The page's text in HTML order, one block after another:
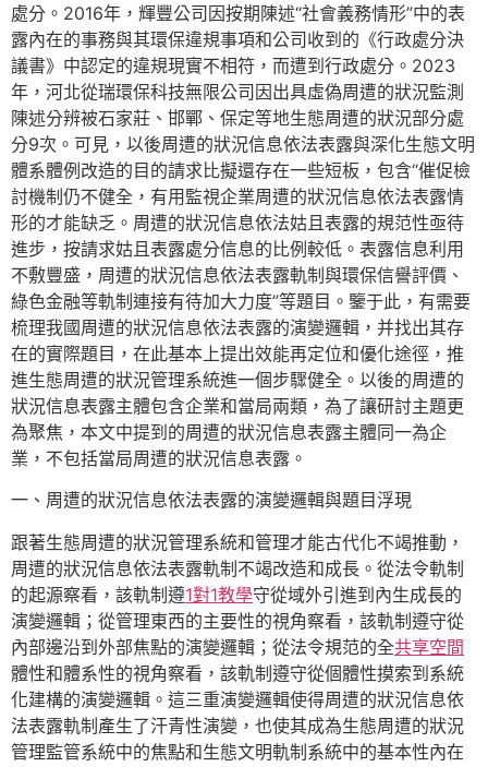
處分。2016年，輝豐公司因按期陳述“社會義務情形”中的表
露內在的事務與其環保違規事項和公司收到的《行政處分決
議書》中認定的違規現實不相符，而遭到行政處分。2023
年，河北從瑞環保科技無限公司因出具虛偽周遭的狀況監測
陳述分辨被石家莊、邯鄲、保定等地生態周遭的狀況部分處
分9次。可見，以後周遭的狀況信息依法表露與深化生態文明
體系體例改造的目的請求比擬還存在一些短板，包含“催促檢
討機制仍不健全，有用監視企業周遭的狀況信息依法表露情
形的才能缺乏。周遭的狀況信息依法姑且表露的規范性亟待
進步，按請求姑且表露處分信息的比例較低。表露信息利用
不敷豐盛，周遭的狀況信息依法表露軌制與環保信譽評價、
綠色金融等軌制連接有待加大力度”等題目。鑒于此，有需要
梳理我國周遭的狀況信息依法表露的演變邏輯，并找出其存
在的實際題目，在此基本上提出效能再定位和優化途徑，推
進生態周遭的狀況管理系統進一個步驟健全。以後的周遭的
狀況信息表露主體包含企業和當局兩類，為了讓研討主題更
為聚焦，本文中提到的周遭的狀況信息表露主體同一為企
業，不包括當局周遭的狀況信息表露。
一、周遭的狀況信息依法表露的演變邏輯與題目浮現
跟著生態周遭的狀況管理系統和管理才能古代化不竭推動，
周遭的狀況信息依法表露軌制不竭改造和成長。從法令軌制
的起源察看，該軌制遵1對1教學守從域外引進到內生成長的
演變邏輯；從管理東西的主要性的視角察看，該軌制遵守從
內部邊沿到外部焦點的演變邏輯；從法令規范的全共享空間
體性和體系性的視角察看，該軌制遵守從個體性摸索到系統
化建構的演變邏輯。這三重演變邏輯使得周遭的狀況信息依
法表露軌制產生了汗青性演變，也使其成為生態周遭的狀況
管理監管系統中的焦點和生態文明軌制系統中的基本性內在